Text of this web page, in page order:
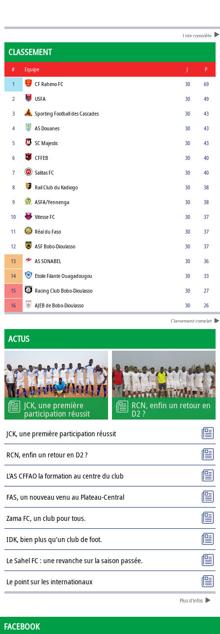
Liste complète
CLASSEMENT
# Equipe J
P
1
CF Rahimo FC 30
69
2
USFA 30
49
3
Sporting Football des Cascades 30
43
4
AS Douanes 30
43
5
SC Majestic 30
43
6
CFFEB 30
40
7
Salitas FC 30
40
8
Rail Club du Kadiogo 30
38
9
ASFA/Yennenga 30
38
10
Vitesse FC 30
37
11
Réal du Faso 30
37
12
ASF Bobo-Dioulasso 30
37
13
AS SONABEL 30
36
14
Etoile Filante Ouagadougou 30
33
15
Racing Club Bobo-Dioulasso 30
27
16
AJEB de Bobo-Dioulasso 30 26
Classement complet
ACTUS
JCK, une première
participation réussit
RCN, enfin un retour en
D2 ?
JCK, une première participation réussit
RCN, enfin un retour en D2 ?
L’AS CFFAO la formation au centre du club
FAS, un nouveau venu au Plateau-Central
Zama FC, un club pour tous.
IDK, bien plus qu’un club de foot.
Le Sahel FC : une revanche sur la saison passée.
Le point sur les internationaux
Présentation des clubs de D3 : ASPC Tenkodogo
Plus d'infos
FACEBOOK